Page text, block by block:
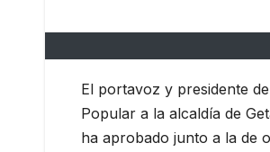
El portavoz y presidente
Popular a la alcaldía de
ha aprobado junto a la de